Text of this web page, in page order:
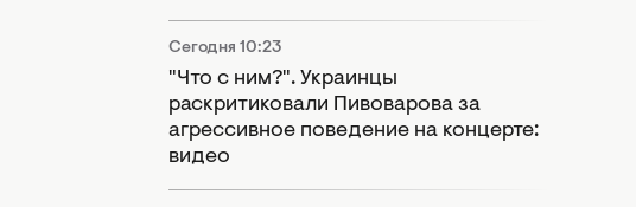
Сегодня 10:23
"Что с ним?". Украинцы
раскритиковали Пивоварова за
агрессивное поведение на концерте:
видео